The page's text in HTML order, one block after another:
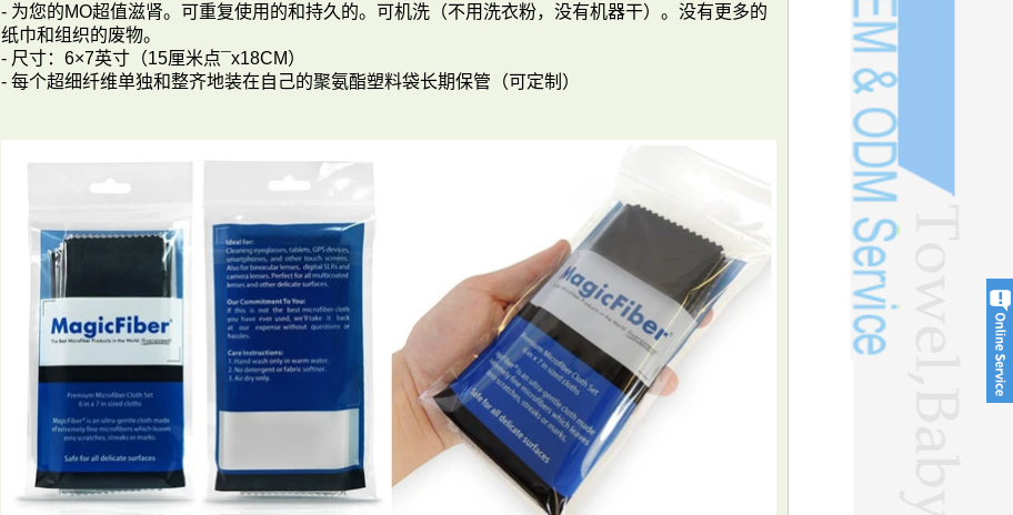
- 为您的MO超值滋肾。可重复使用的和持久的。可机洗（不用洗衣粉，没有机器干）。没有更多的
纸巾和组织的废物。
- 尺寸：6×7英寸（15厘米点¯x18CM）
- 每个超细纤维单独和整齐地装在自己的聚氨酯塑料袋长期保管（可定制）